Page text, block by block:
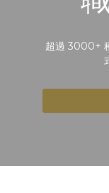
超過 3000+